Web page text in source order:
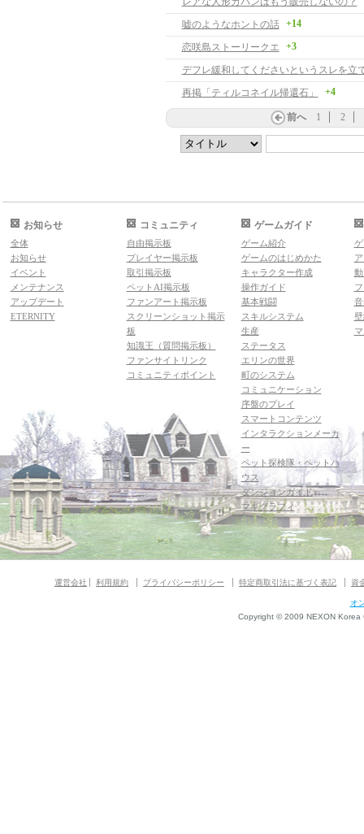
嘘のようなホントの話 +14
恋咲島ストーリークエ +3
デフレ緩和してくださいというスレを立
再掲「ティルコネイル帰還石」
+4
前へ 1 2
お知らせ
全体
お知らせ
イベント
メンテナンス
アップデート
ETERNITY
コミュニティ
自由掲示板
プレイヤー掲示板
取引掲示板
ペットAI掲示板
ファンアート掲示板
スクリーンショット掲示
板
知識王（質問掲示板）
ファンサイトリンク
コミュニティポイント
ゲームガイド
ゲーム紹介
ゲームのはじめかた
キャラクター作成
操作ガイド
基本戦闘
スキルシステム
生産
ステータス
エリンの世界
町のシステム
コミュニケーション
序盤のプレイ
スマートコンテンツ
インタラクションメーカ
ー
ペット探検隊・ペットハ
ウス
ダンジョンガイド
マギグラフィ
運営会社 利用規約 プライバシーポリシー 特定商取引法に基づく表記 資
オ
Copyright © 2009 NEXON Korea